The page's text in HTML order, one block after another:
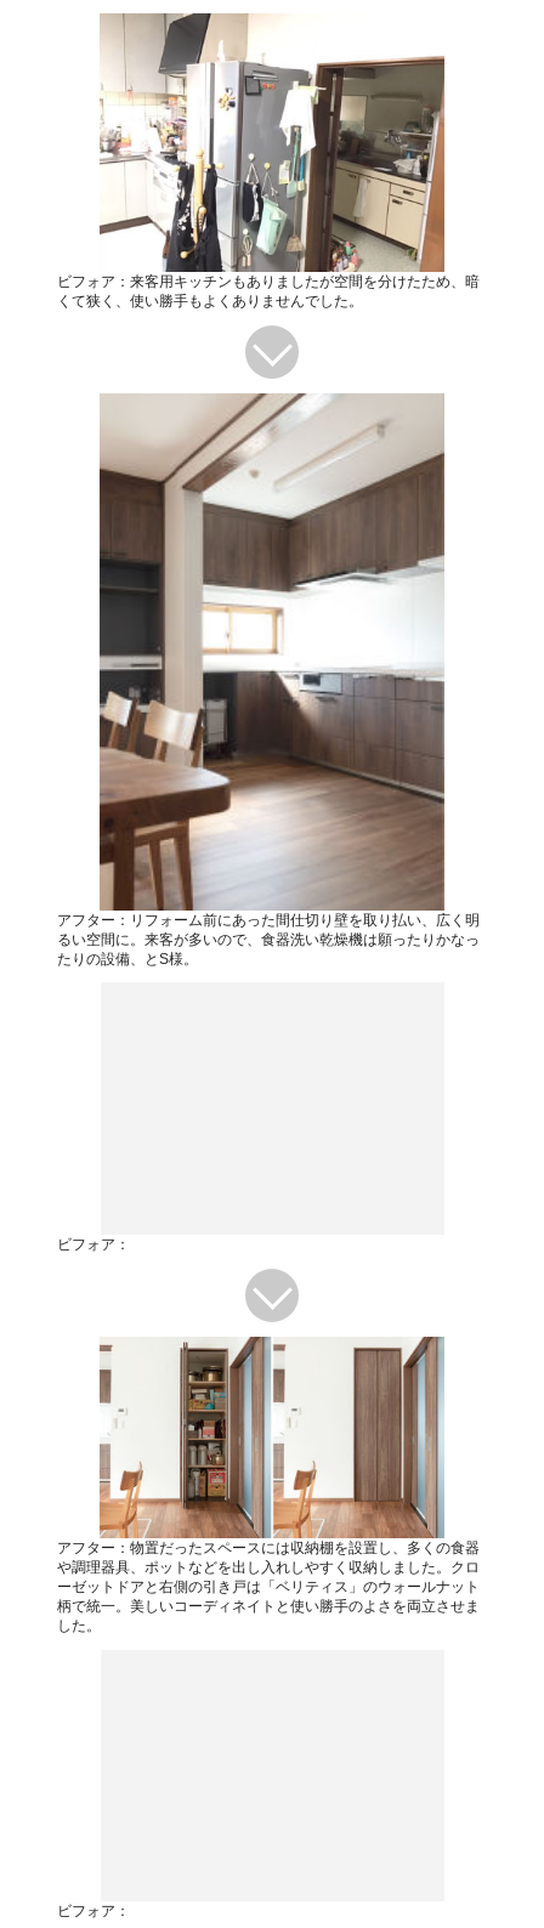
ビフォア：来客用キッチンもありましたが空間を分けたため、暗
くて狭く、使い勝手もよくありませんでした。
アフター：リフォーム前にあった間仕切り壁を取り払い、広く明
るい空間に。来客が多いので、食器洗い乾燥機は願ったりかなっ
たりの設備、とS様。
ビフォア：
アフター：物置だったスペースには収納棚を設置し、多くの食器
や調理器具、ポットなどを出し入れしやすく収納しました。クロ
ーゼットドアと右側の引き戸は「ベリティス」のウォールナット
柄で統一。美しいコーディネイトと使い勝手のよさを両立させま
した。
ビフォア：